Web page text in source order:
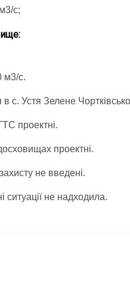
с;
м3/с.
в с. Устя Зелене
проектні.
проектні.
не введені.
ситуації не надходила.